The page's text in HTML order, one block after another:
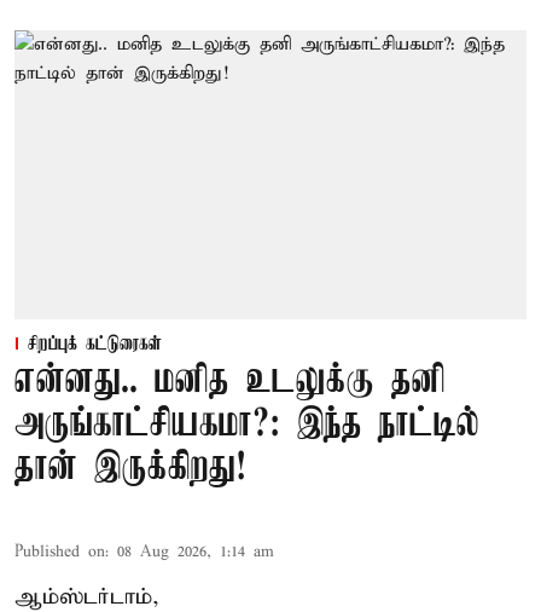
சிறப்புக் கட்டுரைகள்
என்னது.. மனித உடலுக்கு தனி
அருங்காட்சியகமா?: இந்த நாட்டில்
தான் இருக்கிறது!
Published on: 08 Aug 2026, 1:14 am
ஆம்ஸ்டர்டாம்,